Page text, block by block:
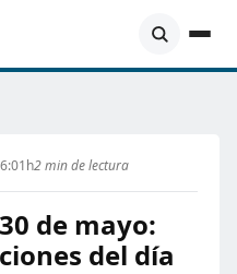
2 min de lectura
de mayo:
del día